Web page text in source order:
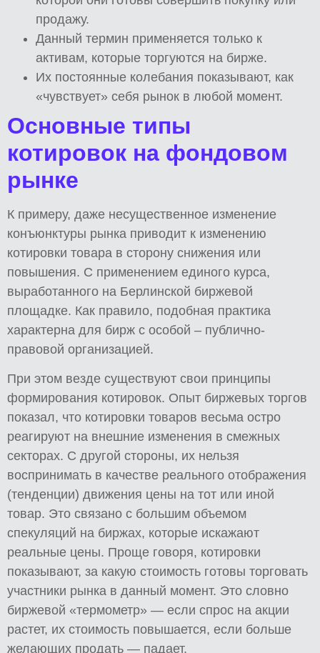
продажу.
Данный термин применяется только к
активам, которые торгуются на бирже.
Их постоянные колебания показывают, как
«чувствует» себя рынок в любой момент.
Основные типы
котировок на фондовом
рынке
К примеру, даже несущественное изменение
конъюнктуры рынка приводит к изменению
котировки товара в сторону снижения или
повышения. С применением единого курса,
выработанного на Берлинской биржевой
площадке. Как правило, подобная практика
характерна для бирж с особой – публично-
правовой организацией.
При этом везде существуют свои принципы
формирования котировок. Опыт биржевых торгов
показал, что котировки товаров весьма остро
реагируют на внешние изменения в смежных
секторах. С другой стороны, их нельзя
воспринимать в качестве реального отображения
(тенденции) движения цены на тот или иной
товар. Это связано с большим объемом
спекуляций на биржах, которые искажают
реальные цены. Проще говоря, котировки
показывают, за какую стоимость готовы торговать
участники рынка в данный момент. Это словно
биржевой «термометр» — если спрос на акции
растет, их стоимость повышается, если больше
желающих продать — падает.